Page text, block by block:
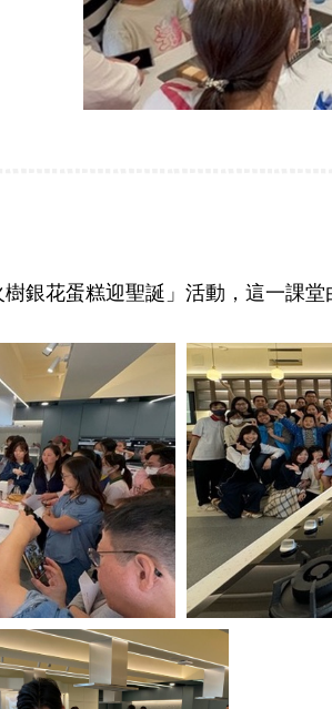
銀花蛋糕迎聖誕」活動，這一課